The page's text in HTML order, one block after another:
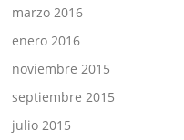
marzo 2016
enero 2016
noviembre 2015
septiembre 2015
julio 2015